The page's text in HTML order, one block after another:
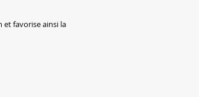
favorise ainsi la